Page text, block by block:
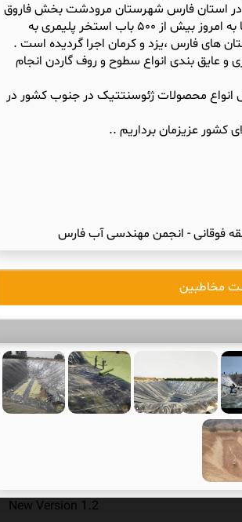
را در استان فارس شهرستان مرودشت بخش فاروق
توسط شرکت مهندسی پویا آب انجام و از آن سال تا به امروز بیش از ۵۰۰ باب استخر پلیمری به
عایق بندی انواع سطوح و روف گاردن انجام
محصولات ژئوسنتتیک در جنوب کشور در
مخاطبین
New Version 1.2